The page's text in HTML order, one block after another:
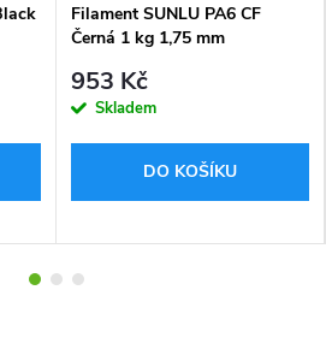
Filament SUNLU PA6 CF
Černá 1 kg 1,75 mm
953 Kč
Skladem
DO KOŠÍKU